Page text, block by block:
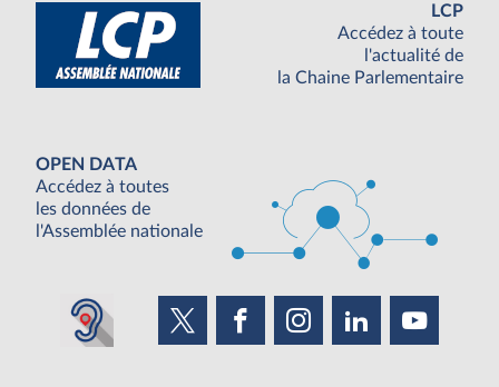
LCP
Accédez à toute
l'actualité de
la Chaine Parlementaire
OPEN DATA
Accédez à toutes
les données de
l'Assemblée nationale